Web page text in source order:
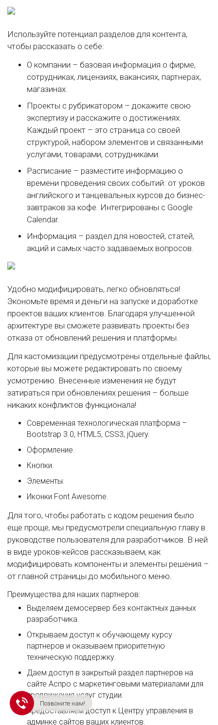
Используйте потенциал разделов для контента,
чтобы рассказать о себе:
О компании – базовая информация о фирме,
сотрудниках, лицензиях, вакансиях, партнерах,
магазинах.
Проекты с рубрикатором – докажите свою
экспертизу и расскажите о достижениях.
Каждый проект – это страница со своей
структурой, набором элементов и связанными
услугами, товарами, сотрудниками.
Расписание – разместите информацию о
времени проведения своих событий: от уроков
английского и танцевальных курсов до бизнес-
завтраков за кофе. Интегрированы с Google
Calendar.
Информация – раздел для новостей, статей,
акций и самых часто задаваемых вопросов.
Удобно модифицировать, легко обновляться!
Экономьте время и деньги на запуске и доработке
проектов ваших клиентов. Благодаря улучшенной
архитектуре вы сможете развивать проекты без
отказа от обновлений решения и платформы.
Для кастомизации предусмотрены отдельные файлы,
которые вы можете редактировать по своему
усмотрению. Внесенные изменения не будут
затираться при обновлениях решения – больше
никаких конфликтов функционала!
Современная технологическая платформа –
Bootstrap 3.0, HTML5, CSS3, jQuery.
Оформление.
Кнопки.
Элементы.
Иконки Font Awesome.
Для того, чтобы работать с кодом решения было
еще проще, мы предусмотрели специальную главу в
руководстве пользователя для разработчиков. В ней
в виде уроков-кейсов рассказываем, как
модифицировать компоненты и элементы решения –
от главной страницы до мобильного меню.
Преимущества для наших партнеров:
Выделяем демосервер без контактных данных
разработчика.
Открываем доступ к обучающему курсу
партнеров и оказываем приоритетную
техническую поддержку.
Даем доступ в закрытый раздел партнеров на
сайте Аспро с маркетинговыми материалами для
продвижения услуг студии.
Предоставляем доступ к Центру управления в
админке сайтов ваших клиентов.
Позвоните нам!